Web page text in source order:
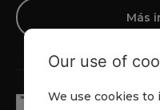
Más
Our use of
We use cookies